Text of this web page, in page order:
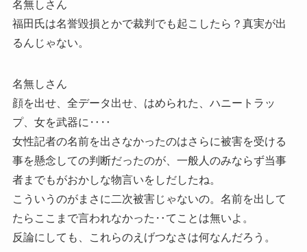
名無しさん
福田氏は名誉毀損とかで裁判でも起こしたら？真実が出
るんじゃない。
名無しさん
顔を出せ、全データ出せ、はめられた、ハニートラッ
プ、女を武器に‥‥
女性記者の名前を出さなかったのはさらに被害を受ける
事を懸念しての判断だったのが、一般人のみならず当事
者までもがおかしな物言いをしだしたね。
こういうのがまさに二次被害じゃないの。名前を出して
たらここまで言われなかった‥てことは無いよ。
反論にしても、これらのえげつなさは何なんだろう。